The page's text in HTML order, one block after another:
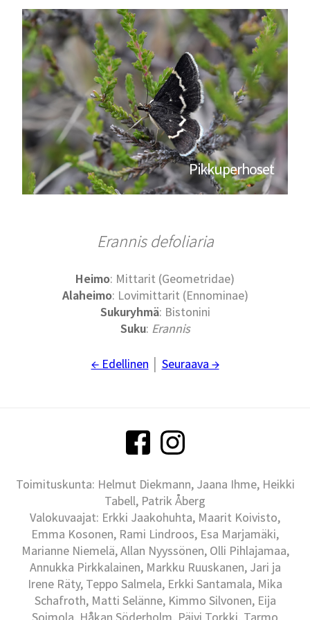
Pikkuperhoset
Erannis defoliaria
Heimo: Mittarit (Geometridae)
Alaheimo: Lovimittarit (Ennominae)
Sukuryhmä: Bistonini
Suku: Erannis
← Edellinen Seuraava →
Toimituskunta: Helmut Diekmann, Jaana Ihme, Heikki
Tabell, Patrik Åberg
Valokuvaajat: Erkki Jaakohuhta, Maarit Koivisto,
Emma Kosonen, Rami Lindroos, Esa Marjamäki,
Marianne Niemelä, Allan Nyyssönen, Olli Pihlajamaa,
Annukka Pirkkalainen, Markku Ruuskanen, Jari ja
Irene Räty, Teppo Salmela, Erkki Santamala, Mika
Schafroth, Matti Selänne, Kimmo Silvonen, Eija